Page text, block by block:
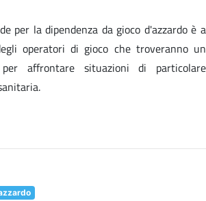
per la dipendenza da gioco d'azzardo è a
operatori di gioco che troveranno un
per affrontare situazioni di particolare